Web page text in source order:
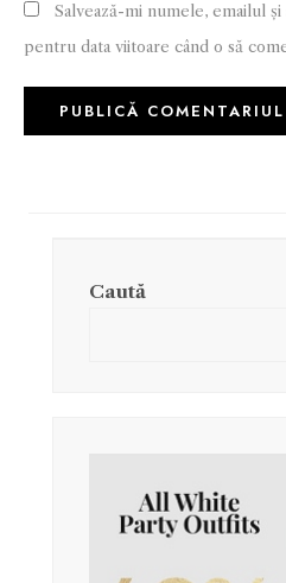
Salvează-mi numele, emailul
pentru data viitoare când o să
Caută